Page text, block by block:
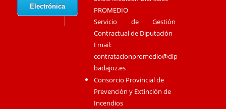
Electrónica
PROMEDIO
Servicio de Gestión
Contractual de Diputación
Email:
contratacionpromedio@dip-
badajoz.es
Consorcio Provincial de
Prevención y Extinción de
Incendios